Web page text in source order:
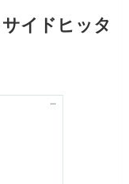
イドヒッタ